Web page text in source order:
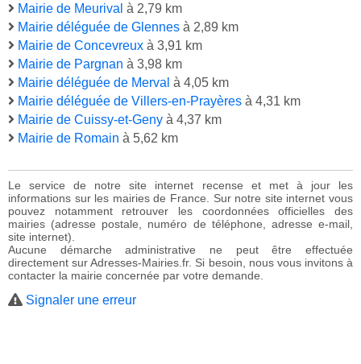
Mairie de Meurival à 2,79 km
Mairie déléguée de Glennes à 2,89 km
Mairie de Concevreux à 3,91 km
Mairie de Pargnan à 3,98 km
Mairie déléguée de Merval à 4,05 km
Mairie déléguée de Villers-en-Prayères à 4,31 km
Mairie de Cuissy-et-Geny à 4,37 km
Mairie de Romain à 5,62 km
Le service de notre site internet recense et met à jour les
informations sur les mairies de France. Sur notre site internet vous
pouvez notamment retrouver les coordonnées officielles des
mairies (adresse postale, numéro de téléphone, adresse e-mail,
site internet).
Aucune démarche administrative ne peut être effectuée
directement sur Adresses-Mairies.fr. Si besoin, nous vous invitons à
contacter la mairie concernée par votre demande.
Signaler une erreur